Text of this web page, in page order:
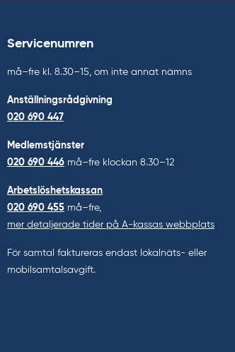
Servicenumren
må–fre kl. 8.30–15, om inte annat nämns
Anställningsrådgivning
020 690 447
Medlemstjänster
020 690 446 må–fre klockan 8.30–12
Arbetslöshetskassan
020 690 455 må–fre,
mer detaljerade tider på A-kassas webbplats
För samtal faktureras endast lokalnäts- eller
mobilsamtalsavgift.